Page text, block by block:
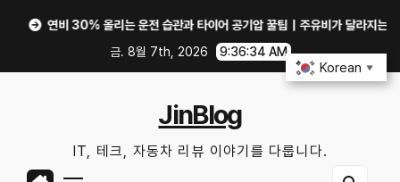
연비 30% 올리는 운전 습관과 타이어 공기압 꿀팁｜주유비가 달라지는 핵심은?
금. 8월 7th, 2026
9:36:34 AM
JinBlog
IT, 테크, 자동차 리뷰 이야기를 다룹니다.
Korean ▼